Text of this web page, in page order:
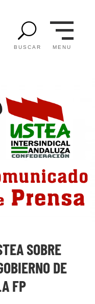
U
BUSCAR MENU
SOBRE
DE
FP